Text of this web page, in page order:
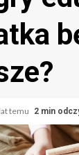
temu 2 min